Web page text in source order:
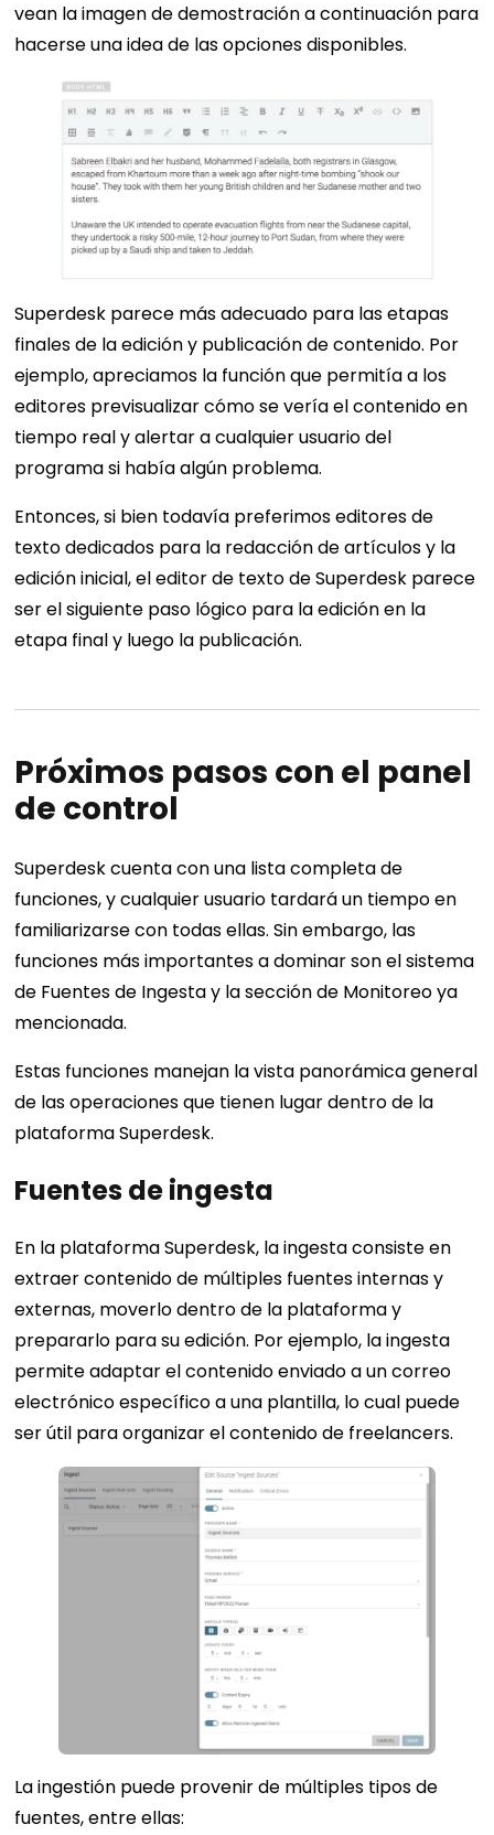
vean la imagen de demostración a continuación para
hacerse una idea de las opciones disponibles.
Superdesk parece más adecuado para las etapas
finales de la edición y publicación de contenido. Por
ejemplo, apreciamos la función que permitía a los
editores previsualizar cómo se vería el contenido en
tiempo real y alertar a cualquier usuario del
programa si había algún problema.
Entonces, si bien todavía preferimos editores de
texto dedicados para la redacción de artículos y la
edición inicial, el editor de texto de Superdesk parece
ser el siguiente paso lógico para la edición en la
etapa final y luego la publicación.
Próximos pasos con el panel
de control
Superdesk cuenta con una lista completa de
funciones, y cualquier usuario tardará un tiempo en
familiarizarse con todas ellas. Sin embargo, las
funciones más importantes a dominar son el sistema
de Fuentes de Ingesta y la sección de Monitoreo ya
mencionada.
Estas funciones manejan la vista panorámica general
de las operaciones que tienen lugar dentro de la
plataforma Superdesk.
Fuentes de ingesta
En la plataforma Superdesk, la ingesta consiste en
extraer contenido de múltiples fuentes internas y
externas, moverlo dentro de la plataforma y
prepararlo para su edición. Por ejemplo, la ingesta
permite adaptar el contenido enviado a un correo
electrónico específico a una plantilla, lo cual puede
ser útil para organizar el contenido de freelancers.
La ingestión puede provenir de múltiples tipos de
fuentes, entre ellas: